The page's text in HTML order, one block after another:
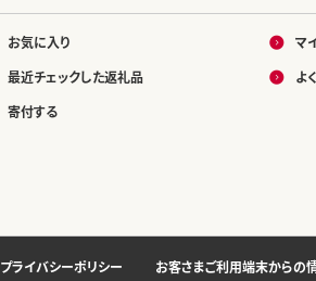
お気に入り
最近チェックした返礼品
寄付する
マ
よ
プライバシーポリシー お客さまご利用端末からの